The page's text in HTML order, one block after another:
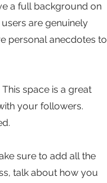
a full background on
are genuinely
personal anecdotes to
space is a great
your followers.
sure to add all the
talk about how you